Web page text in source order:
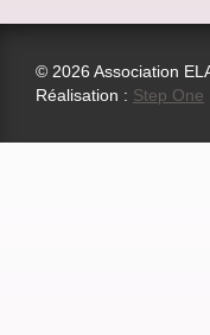
© 2026 Association
Réalisation : Step One